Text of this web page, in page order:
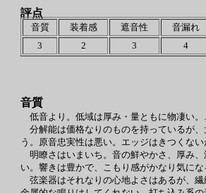
音質
低音より。低域は厚み・量ともに物凄い
分解能は価格なりのものを持っているが
う。原音忠実性は悪い。エッジはきつくな
明瞭さはいまいち。音の鮮やかさ、厚み
い。響きは豊かで、こもり感がかなり気にな
弦楽器はそれなりの心地よさはあるが、
評点
音質 装着感 遮音性 音漏れ
3
2 3 4